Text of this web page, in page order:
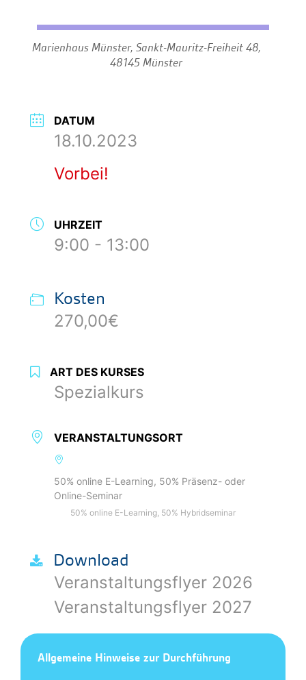
Marienhaus Münster, Sankt-Mauritz-Freiheit 48,
48145 Münster
DATUM
18.10.2023
Vorbei!
UHRZEIT
9:00 - 13:00
Kosten
270,00€
ART DES KURSES
Spezialkurs
VERANSTALTUNGSORT
50% online E-Learning, 50% Präsenz- oder
Online-Seminar
50% online E-Learning, 50% Hybridseminar
Download
Veranstaltungsflyer 2026
Veranstaltungsflyer 2027
Allgemeine Hinweise zur Durchführung